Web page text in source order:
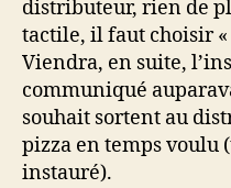
distributeur, rien de
tactile, il faut choisir
Viendra, en suite,
communiqué
souhait sortent au
pizza en temps voulu
instauré).